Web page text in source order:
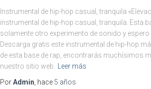
Instrumental de hip-hop casual, tranquila
instrumental de hip-hop casual, tranquila. Esta
solamente otro experimento de sonido y espero
Descarga gratis este instrumental de hip-hop
de esta base de rap, encontrarás muchísimos
nuestro sitio web.
Leer más
PorAdmin , hace 5 años